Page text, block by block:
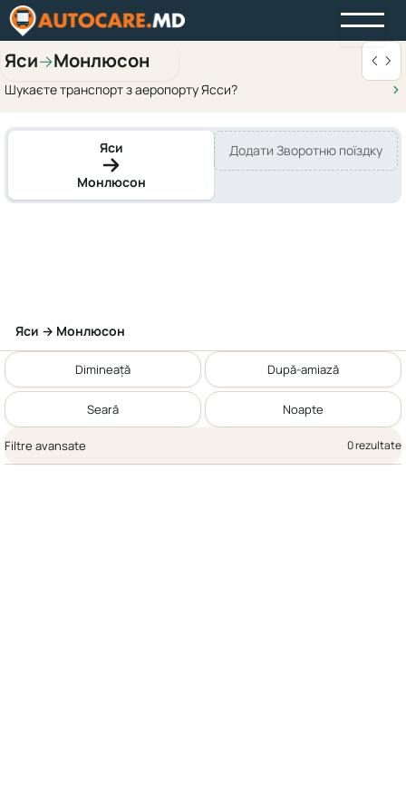
Яси→Монлюсон
Шукаєте транспорт з аеропорту Ясси?
Яси
Монлюсон
Додати Зворотню поїздку
Яси → Монлюсон
Dimineață După-amiază
Seară Noapte
Filtre avansate 0 rezultate